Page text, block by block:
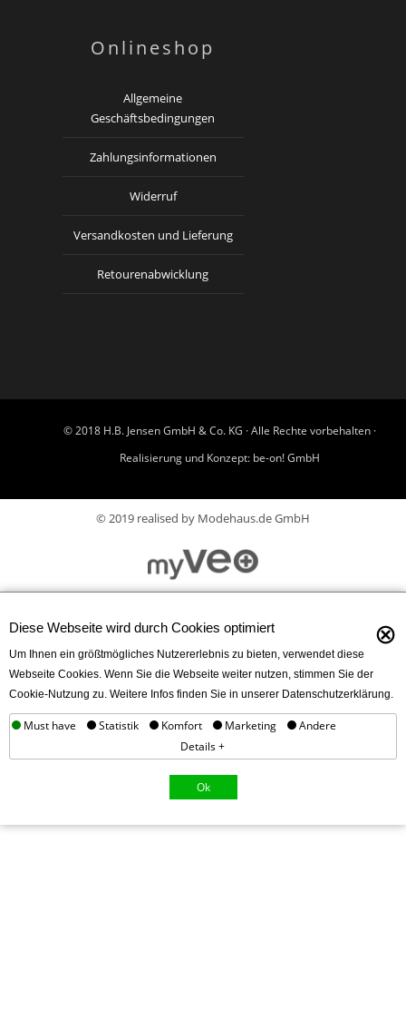
Onlineshop
Allgemeine
Geschäftsbedingungen
Zahlungsinformationen
Widerruf
Versandkosten und Lieferung
Retourenabwicklung
© 2018 H.B. Jensen GmbH & Co. KG · Alle Rechte vorbehalten ·
Realisierung und Konzept: be-on! GmbH
© 2019 realised by Modehaus.de GmbH
Diese Webseite wird durch Cookies optimiert ⊗
Um Ihnen ein größtmögliches Nutzererlebnis zu bieten, verwendet diese
Webseite Cookies. Wenn Sie die Webseite weiter nutzen, stimmen Sie der
Cookie-Nutzung zu. Weitere Infos finden Sie in unserer Datenschutzerklärung.
Must have Statistik Komfort Marketing
Andere
Details +
Ok